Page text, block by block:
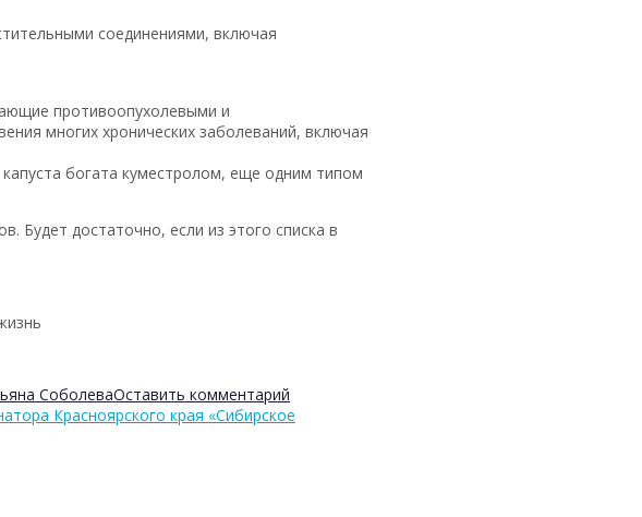
соединениями, включая
противоопухолевыми и
многих хронических заболеваний, включая
богата куместролом, еще одним типом
Будет достаточно, если из этого списка в
СоболеваОставить комментарий
Красноярского края «Сибирское